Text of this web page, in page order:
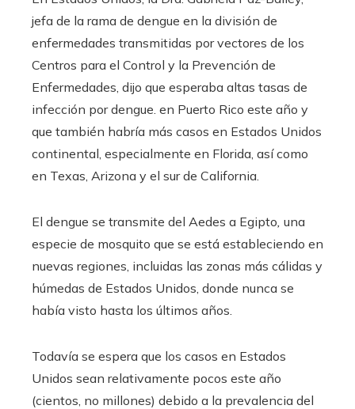
jefa de la rama de dengue en la división de
enfermedades transmitidas por vectores de los
Centros para el Control y la Prevención de
Enfermedades, dijo que esperaba altas tasas de
infección por dengue. en Puerto Rico este año y
que también habría más casos en Estados Unidos
continental, especialmente en Florida, así como
en Texas, Arizona y el sur de California.
El dengue se transmite del Aedes a Egipto una
especie de mosquito que se está estableciendo en
nuevas regiones, incluidas las zonas más cálidas y
húmedas de Estados Unidos, donde nunca se
había visto hasta los últimos años.
Todavía se espera que los casos en Estados
Unidos sean relativamente pocos este año
(cientos, no millones) debido a la prevalencia del